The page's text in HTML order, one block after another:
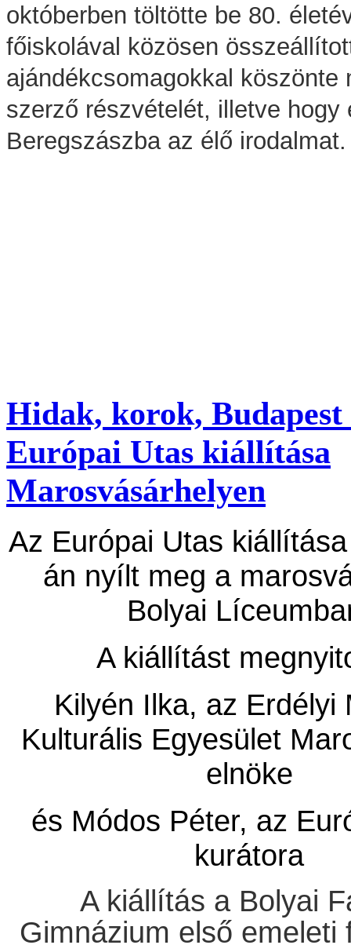
októberben töltötte be 80.
főiskolával közösen
ajándékcsomagokkal köszönte
szerző részvételét, illetve hogy
Beregszászba az élő irodalmat.
Hidak, korok, Budapest
Európai Utas kiállítása
Marosvásárhelyen
Az Európai Utas
án nyílt meg a
Bolyai
A kiállítást
Kilyén Ilka, az Erdélyi
Kulturális Egyesület
elnöke
és Módos Péter, az
kurátora
A kiállítás a Bolyai
Gimnázium első emeleti